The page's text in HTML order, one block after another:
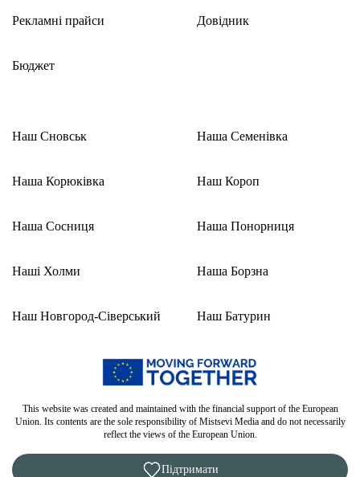
Рекламні прайси
Бюджет
Довідник
Наш Сновськ
Наша Корюківка
Наша Сосниця
Наші Холми
Наш Новгород-Сіверський
Наша Семенівка
Наш Короп
Наша Понорниця
Наша Борзна
Наш Батурин
This website was created and maintained with the financial support of the European
Union. Its contents are the sole responsibility of Mistsevi Media and do not necessarily
reflect the views of the European Union.
Підтримати